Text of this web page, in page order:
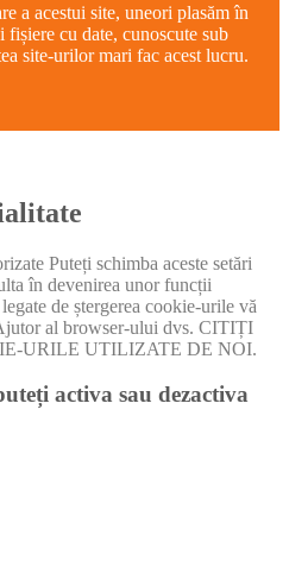
a acestui site, uneori plasăm în
cu date, cunoscute sub
site-urilor mari fac acest lucru.
Puteți schimba aceste setări
în devenirea unor funcții
de ștergerea cookie-urile vă
al browser-ului dvs. CITIȚI
URILE UTILIZATE DE NOI.
activa sau dezactiva